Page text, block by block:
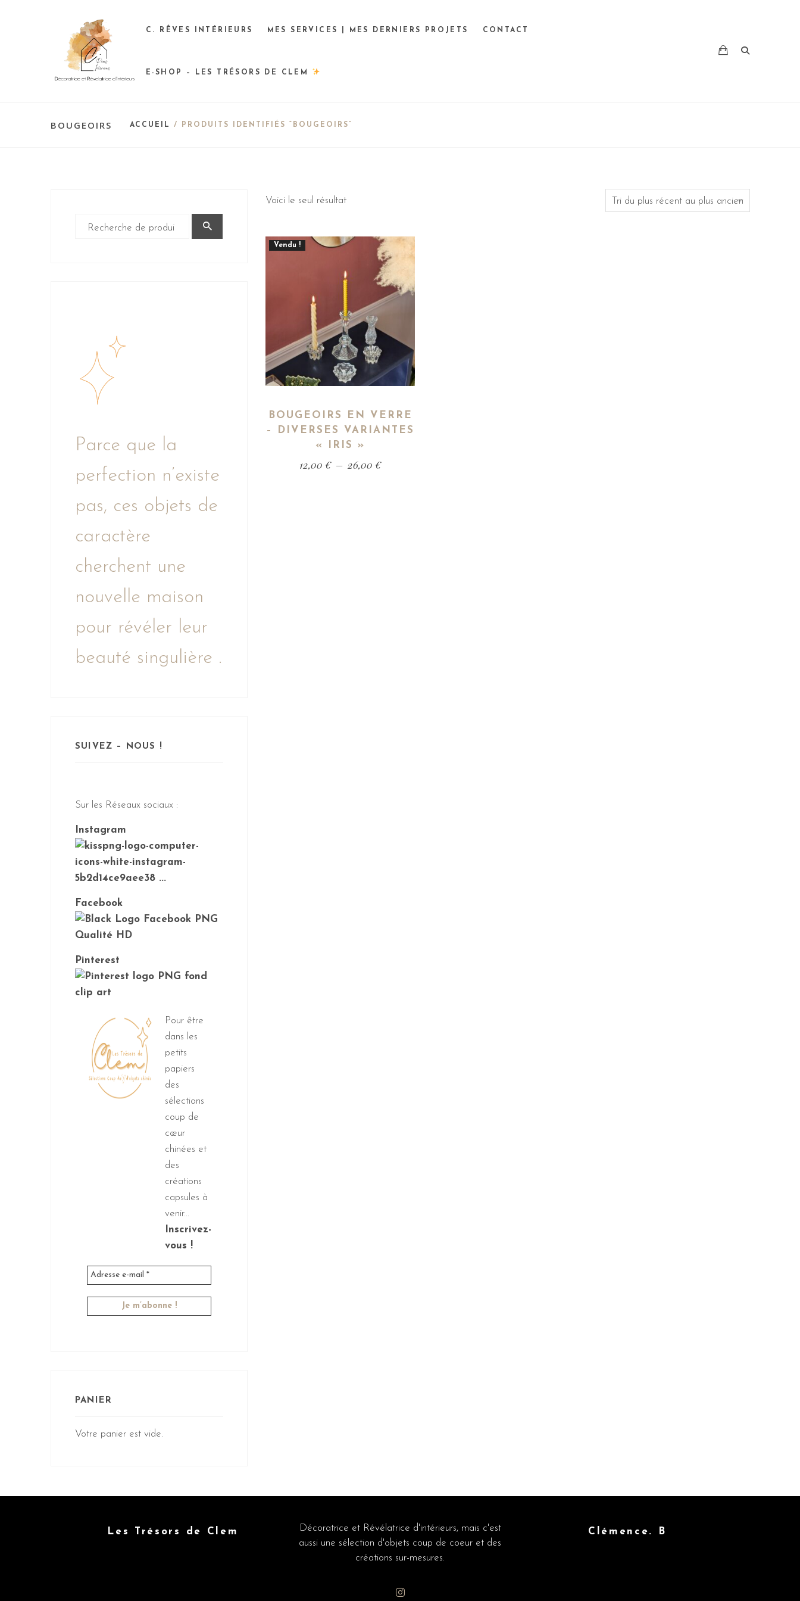
C. RÊVES INTÉRIEURS MES SERVICES | MES DERNIERS PROJETS CONTACT
E-SHOP – LES TRÉSORS DE CLEM
BOUGEOIRS ACCUEIL / PRODUITS IDENTIFIÉS “BOUGEOIRS”
Voici le seul résultat
Vendu !
BOUGEOIRS EN VERRE
– DIVERSES VARIANTES
« IRIS »
12,00 € – 26,00 €
Parce que la
perfection n’existe
pas, ces objets de
caractère
cherchent une
nouvelle maison
pour révéler leur
beauté singulière .
SUIVEZ – NOUS !
Sur les Réseaux sociaux :
Instagram
Facebook
Pinterest
Pour être
dans les
petits
papiers
des
sélections
coup de
cœur
chinées et
des
créations
capsules à
venir...
Inscrivez-
vous !
PANIER
Votre panier est vide.
Les Trésors de Clem
Décoratrice et Révélatrice d'intérieurs, mais c'est
aussi une sélection d'objets coup de coeur et des
créations sur-mesures.
Clémence. B